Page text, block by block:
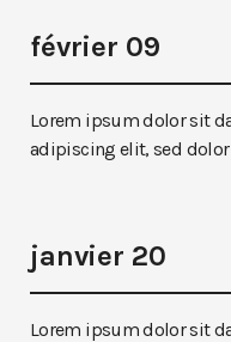
février 09
Lorem ipsum dolor sit
adipiscing elit, sed
janvier 20
Lorem ipsum dolor sit